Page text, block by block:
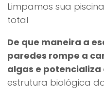
Limpamos sua
total
De que maneira a
paredes rompe a
algas e
estrutura biológica